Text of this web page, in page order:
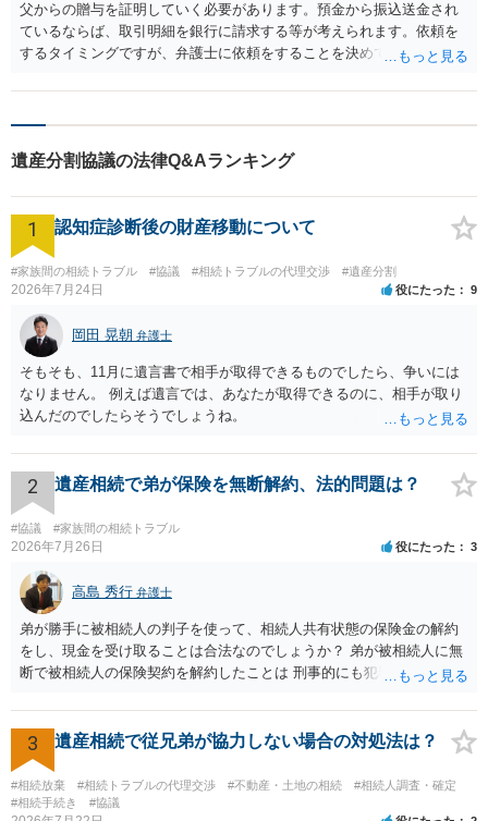
父からの贈与を証明していく必要があります。預金から振込送金され
ているならば、取引明細を銀行に請求する等が考えられます。依頼を
するタイミングですが、弁護士に依頼をすることを決めているならば
相談へ行き直接弁護士にご相談されるのが良いかと思います。
遺産分割協議の法律Q&Aランキング
1 認知症診断後の財産移動について
#家族間の相続トラブル #協議 #相続トラブルの代理交渉 #遺産分割
2026年7月24日 役にたった 9
岡田 晃朝 弁護士
そもそも、11月に遺言書で相手が取得できるものでしたら、争いには
なりません。 例えば遺言では、あなたが取得できるのに、相手が取り
込んだのでしたらそうでしょうね。
2 遺産相続で弟が保険を無断解約、法的問題は？
#協議 #家族間の相続トラブル
2026年7月26日 役にたった 3
高島 秀行 弁護士
弟が勝手に被相続人の判子を使って、相続人共有状態の保険金の解約
をし、現金を受け取ることは合法なのでしょうか？ 弟が被相続人に無
断で被相続人の保険契約を解約したことは 刑事的にも犯罪となる可能
された書類のコピーを取得して、弁護士に面談で詳しい事情を話して
相談 されたら良いと思います。
3 遺産相続で従兄弟が協力しない場合の対処法は？
#相続放棄 #相続トラブルの代理交渉 #不動産・土地の相続
#相続人調査・確定
#相続手続き
#協議